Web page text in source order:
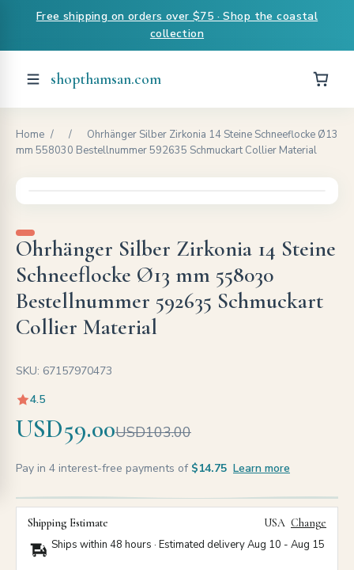
Free shipping on orders over $75 · Shop the coastal
collection
shopthamsan.com
Home / /
Ohrhänger Silber Zirkonia 14 Steine Schneeflocke Ø13
mm 558030 Bestellnummer 592635 Schmuckart Collier Material
Ohrhänger Silber Zirkonia 14 Steine
Schneeflocke Ø13 mm 558030
Bestellnummer 592635 Schmuckart
Collier Material
SKU: 67157970473
4.5
USD59.00USD103.00
Pay in 4 interest-free payments of $14.75 Learn more
Shipping Estimate USA Change
Ships within 48 hours · Estimated deliveryAug 10 - Aug 15